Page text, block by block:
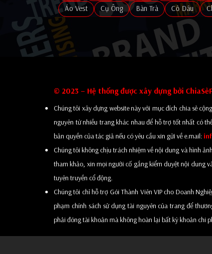
Áo Vest
Cụ Ông Bàn Trà Cô Dâu
© 2023 – Hệ thống được xây dựng bởi
Chúng tôi xây dựng website này với mục đích chia sẻ
nguyên từ nhiều trang khác nhau để hỗ trợ tốt nhất có
bản quyền của tác giả nếu có yêu cầu xin gửi về e.mail:
Chúng tôi không chịu trách nhiệm về nội dung và hình
tham khảo, xin mọi người cố gắng kiểm duyệt nội dung
tuyên truyền cổ động.
Chúng tôi chỉ hỗ trợ Gói Thành Viên VIP cho Doanh
phạm chính sách sử dụng tài nguyên của trang để
phải đóng tài khoản mà không hoàn lại bất kỳ khoản chi